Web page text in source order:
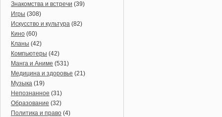
Знакомства и встречи (39)
Игры (308)
Искусство и культура (82)
Кино (60)
Кланы (42)
Компьютеры (42)
Манга и Аниме (531)
Медицина и здоровье (21)
Музыка (19)
Непознанное (31)
Образование (32)
Политика и право (4)